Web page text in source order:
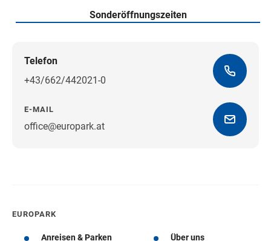
Sonderöffnungszeiten
Telefon
+43/662/442021-0
E-MAIL
office@europark.atWegbeschreibung erhalten
EUROPARK
Anreisen & Parken Über uns